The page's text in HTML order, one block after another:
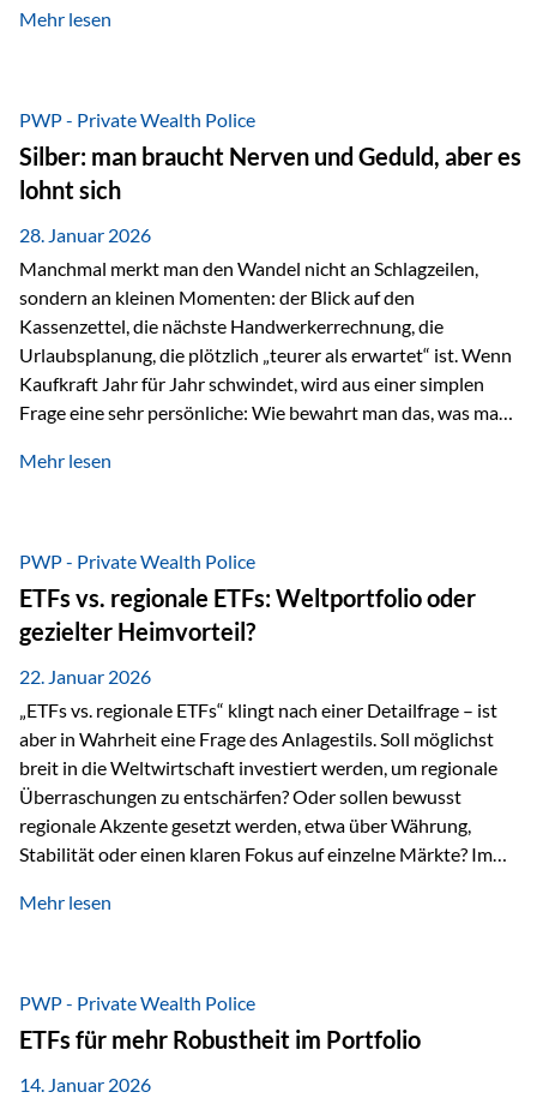
starken Anstiegen. Diese verändern jedoch nicht die
von geopolitischen Spannungen, einer stark ausgeweiteten
Geldmenge sowie strukturellen Verschiebungen an den
Kapitalmärkten geprägt ist, bleibt Gold ein bewährter Anker.
Nicht, weil…
Mehr lesen
PWP - Private Wealth Police
Silber: man braucht Nerven und Geduld, aber es
lohnt sich
28. Januar 2026
Manchmal merkt man den Wandel nicht an Schlagzeilen,
sondern an kleinen Momenten: der Blick auf den
Kassenzettel, die nächste Handwerkerrechnung, die
Urlaubsplanung, die plötzlich „teurer als erwartet“ ist. Wenn
Kaufkraft Jahr für Jahr schwindet, wird aus einer simplen
Frage eine sehr persönliche: Wie bewahrt man das, was man
Sachwerten mit einer Investition in Sachwerte zu
gerade dann, wenn Märkte nervös werden,…
Mehr lesen
PWP - Private Wealth Police
ETFs vs. regionale ETFs: Weltportfolio oder
gezielter Heimvorteil?
22. Januar 2026
„ETFs vs. regionale ETFs“ klingt nach einer Detailfrage – ist
aber in Wahrheit eine Frage des Anlagestils. Soll möglichst
breit in die Weltwirtschaft investiert werden, um regionale
Überraschungen zu entschärfen? Oder sollen bewusst
regionale Akzente gesetzt werden, etwa über Währung,
Stabilität oder einen klaren Fokus auf einzelne Märkte? Im
Wealth Police der Vienna-Life lassen sich beide Ansätze
Risikostreuung, Inflationsrobustheit und Stabilisierung. 1)
Die Philosophiefrage: breit oder bewusst? Global investieren
bedeutet: Das Portfolio bildet die Weltmärkte möglichst
breit ab, ohne die…
Mehr lesen
PWP - Private Wealth Police
ETFs für mehr Robustheit im Portfolio
14. Januar 2026